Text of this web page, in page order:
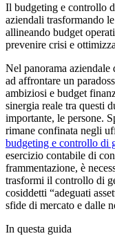
Il budgeting e controllo
aziendali trasformando
allineando budget
prevenire crisi e
Nel panorama
ad affrontare un
ambiziosi e budget
sinergia reale tra questi
importante, le persone.
rimane confinata negli
budgeting e controllo di
esercizio contabile di
frammentazione, è
trasformi il controllo di
cosiddetti “adeguati
sfide di mercato e dalle
In questa guida